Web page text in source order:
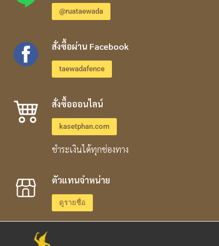
@ruataewada
สั่งซื้อผ่าน Facebook
taewadafence
สั่งซื้อออนไลน์
kasetphan.com
ชำระเงินได้ทุกช่องทาง
ตัวแทนจำหน่าย
ดูรายชื่อ